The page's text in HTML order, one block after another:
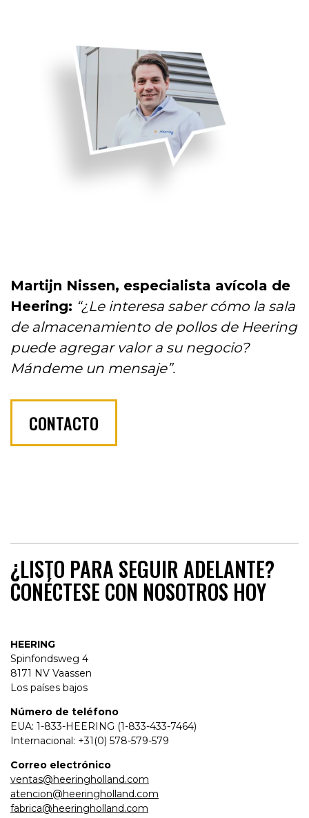
Martijn Nissen, especialista avícola de
Heering: “¿Le interesa saber cómo la sala
de almacenamiento de pollos de Heering
puede agregar valor a su negocio?
Mándeme un mensaje”.
CONTACTO
¿LISTO PARA SEGUIR ADELANTE?
CONÉCTESE CON NOSOTROS HOY
HEERING
Spinfondsweg 4
8171 NV Vaassen
Los países bajos
Número de teléfono
EUA: 1-833-HEERING (1-833-433-7464)
Internacional: +31(0) 578-579-579
Correo electrónico
ventas@heeringholland.com
atencion@heeringholland.com
fabrica@heeringholland.com